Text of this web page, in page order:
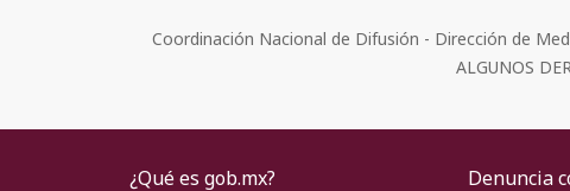
Coordinación Nacional de Difusión - Dirección de
ALGUNOS
¿Qué es gob.mx?
Denuncia